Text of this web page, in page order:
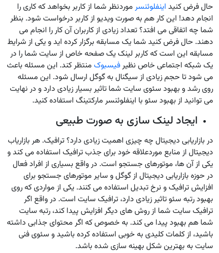
حال فرض کنید اینفلوئنسر موردنظر شما از کاربر بخواهد که کاری را
انجام دهد! این کار هم به صورت ویدیو از کاربر درخواست شود. بنظر
شما چه اتفاقی می افتد؟ تعداد زیادی از کاربران آن کار را انجام می
دهند. حال فرض کنید شما یک مسابقه برگزار کرده اید و یکی از شرایط
مسابقه این است که کاربر لینک یک صفحه خاص از سایت شما را در
یک شبکه اجتماعی خاص نظیرفیسبوک منتظر کند. این مسئله باعث
می شود تا حجم زیادی از سیگنال به گوگل ارسال شود. این مسئله
روی رشد و بهبود سئوی سایت شما تاثیر بسیار زیادی دارد و در نهایت
می توانید از بهبود سئو با اینفلوئنسر مارکتینگ استفاده کنید.
ایجاد لینک سازی به صورت طبیعی
در بازاریابی دیجیتال چه چیزی اهمیت زیادی دارد؟ ترافیک. هر بازاریاب
دیجیتال از منابع موردعلاقه خود برای جذب ترافیک استفاده می کند و
یکی از آن ها، موتورهای جستجو است. در واقع بسیاری از افراد فعال
در حوزه بازاریابی دیجیتال از گوگل و سایر موتورهای جستجو برای
افزایش ترافیک و نرخ تبدیل استفاده می کنند. یکی از مواردی که روی
بهبود رتبه سئو تاثیر زیادی دارد، ترافیک سایت است. در واقع اگر
ترافیک سایت شما از روش های دیگر افزایش پیدا کند، رتبه سایت
شما هم بهبود پیدا می کند. به خصوص که اگر محتوای جذابی داشته
باشید، از کلمات کلیدی به خوبی استفاده کرده باشید و سئوی فنی
سایت به بهترین شکل بهینه سازی شده باشد.